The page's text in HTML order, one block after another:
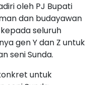
oleh PJ Bupati
dan budayawan
seluruh
gen Y dan Z untuk
seni Sunda.
untuk